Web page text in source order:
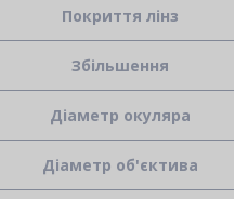
Покриття лінз
Збільшення
Діаметр окуляра
Діаметр об'єктива